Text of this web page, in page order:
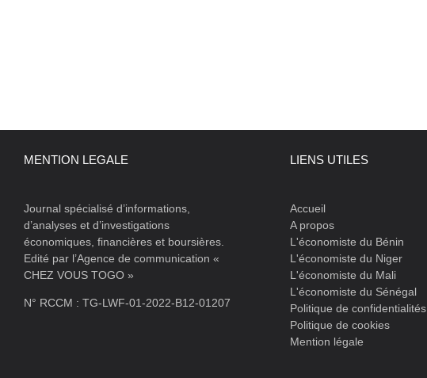
MENTION LEGALE
Journal spécialisé d’informations,
d’analyses et d’investigations
économiques, financières et boursières.
Edité par l’Agence de communication «
CHEZ VOUS TOGO »
N° RCCM : TG-LWF-01-2022-B12-01207
LIENS UTILES
Accueil
A propos
L'économiste du Bénin
L'économiste du Niger
L'économiste du Mali
L'économiste du Sénégal
Politique de confidentialités
Politique de cookies
Mention légale